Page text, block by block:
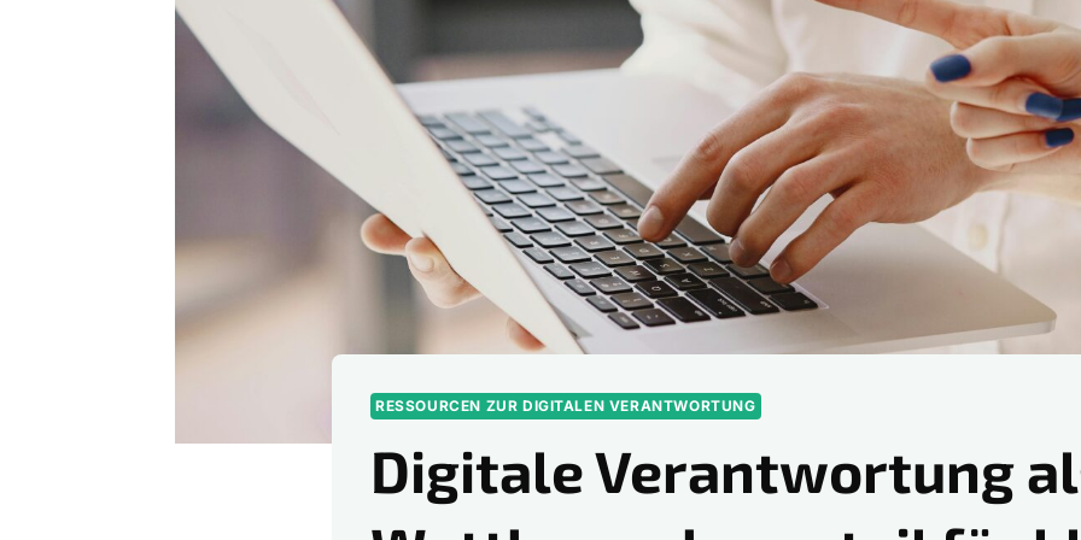
RESSOURCEN ZUR DIGITALEN VERANTWORTUNG
Digitale Verantwortung